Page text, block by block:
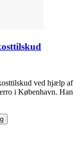
ved hjælp af
i København. Han